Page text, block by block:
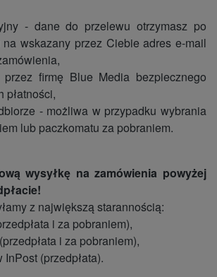
- dane do przelewu otrzymasz po
wskazany przez Ciebie adres e-mail
firmę Blue Media bezpiecznego
płatności,
- możliwa w przypadku wybrania
lub paczkomatu za pobraniem.
wysyłkę na zamówienia powyżej
z największą starannością:
i za pobraniem),
i za pobraniem),
(przedpłata).